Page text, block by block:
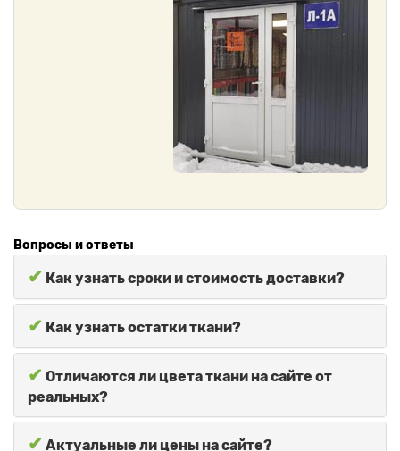
Вопросы и ответы
✔ Как узнать сроки и стоимость доставки?
✔ Как узнать остатки ткани?
✔ Отличаются ли цвета ткани на сайте от
реальных?
✔ Актуальные ли цены на сайте?